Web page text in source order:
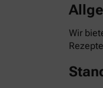
Wir